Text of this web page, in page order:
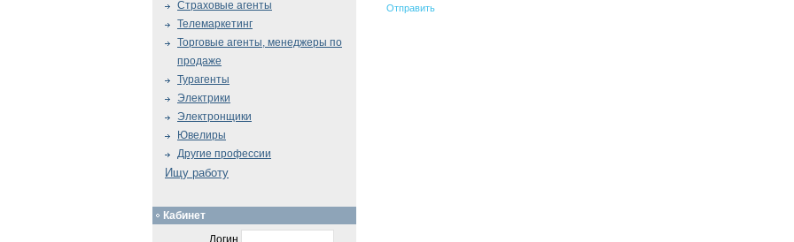
Страховые агенты
Телемаркетинг
Торговые агенты, менеджеры по
продаже
Турагенты
Электрики
Электронщики
Ювелиры
Другие профессии
Ищу работу
Кабинет
Логин